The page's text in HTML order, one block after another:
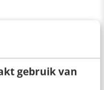
gebruik van
het voorbeeld van
Bull aanzetten, en
Foremski onthulde
Red Bull. Een